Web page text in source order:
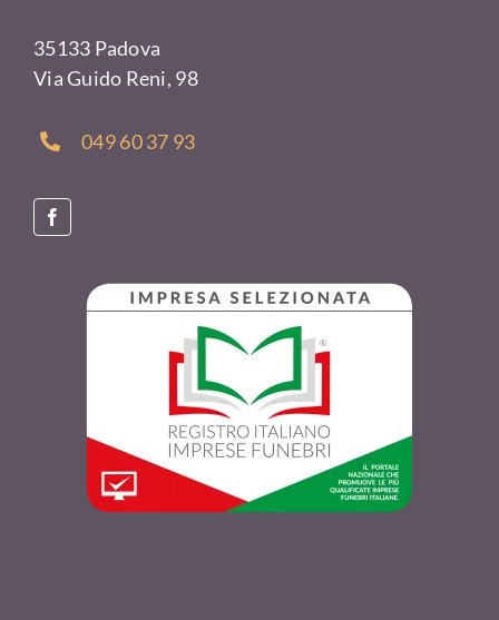
35133 Padova
Via Guido Reni, 98
049 60 37 93